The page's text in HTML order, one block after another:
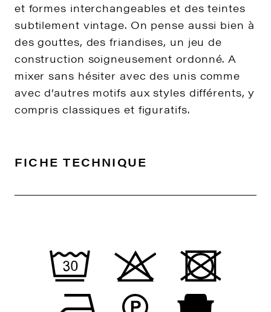
et formes interchangeables et des teintes
subtilement vintage. On pense aussi bien à
des gouttes, des friandises, un jeu de
construction soigneusement ordonné. A
mixer sans hésiter avec des unis comme
avec d’autres motifs aux styles différents, y
compris classiques et figuratifs.
FICHE TECHNIQUE